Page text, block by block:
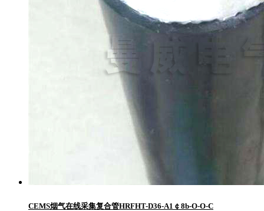
CEMS烟气在线采集复合管HRFHT-D36-A1￠8b-O-O-C